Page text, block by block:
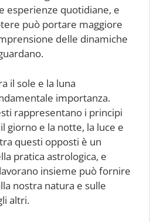
esperienze quotidiane, e
può portare maggiore
delle dinamiche
il sole e la luna
importanza.
rappresentano i principi
giorno e la notte, la luce e
questi opposti è un
pratica astrologica, e
insieme può fornire
nostra natura e sulle
altri.